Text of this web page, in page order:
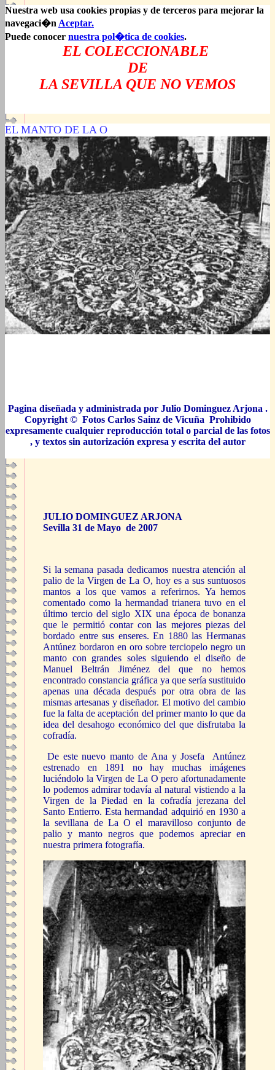
Nuestra web usa cookies propias y de terceros para mejorar la
navegaci�n Aceptar.
Puede conocer nuestra pol�tica de cookies.
EL COLECCIONABLE
DE
LA SEVILLA QUE NO VEMOS
EL MANTO DE LA O
Pagina diseñada y administrada por Julio Dominguez Arjona .
Copyright © Fotos Carlos Sainz de Vicuña Prohibido
expresamente cualquier reproducción total o parcial de las fotos
, y textos sin autorización expresa y escrita del autor
JULIO DOMINGUEZ ARJONA
Sevilla 31 de Mayo de 2007
Si la semana pasada dedicamos nuestra atención al
palio de la Virgen de La O, hoy es a sus suntuosos
mantos a los que vamos a referirnos. Ya hemos
comentado como la hermandad trianera tuvo en el
último tercio del siglo XIX una época de bonanza
que le permitió contar con las mejores piezas del
bordado entre sus enseres. En 1880 las Hermanas
Antúnez bordaron en oro sobre terciopelo negro un
manto con grandes soles siguiendo el diseño de
Manuel Beltrán Jiménez del que no hemos
encontrado constancia gráfica ya que sería sustituido
apenas una década después por otra obra de las
mismas artesanas y diseñador. El motivo del cambio
fue la falta de aceptación del primer manto lo que da
idea del desahogo económico del que disfrutaba la
cofradía.
De este nuevo manto de Ana y Josefa Antúnez
estrenado en 1891 no hay muchas imágenes
luciéndolo la Virgen de La O pero afortunadamente
lo podemos admirar todavía al natural vistiendo a la
Virgen de la Piedad en la cofradía jerezana del
Santo Entierro. Esta hermandad adquirió en 1930 a
la sevillana de La O el maravilloso conjunto de
palio y manto negros que podemos apreciar en
nuestra primera fotografía.